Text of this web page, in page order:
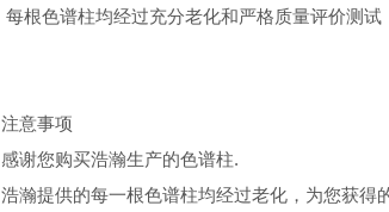
每根色谱柱均经过充分老化和严格质量评价测试
注意事项
感谢您购买浩瀚生产的色谱柱.
浩瀚提供的每一根色谱柱均经过老化，为您获得